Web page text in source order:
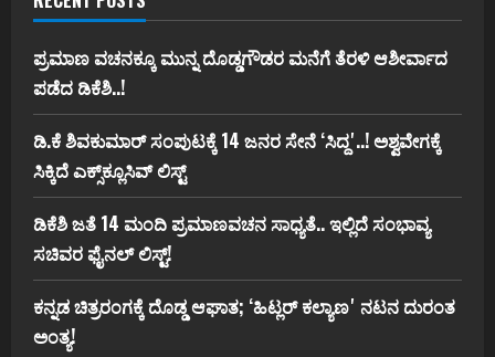
ಪ್ರಮಾಣ ವಚನಕ್ಕೂ ಮುನ್ನ ದೊಡ್ಡಗೌಡರ ಮನೆಗೆ ತೆರಳಿ ಆಶೀರ್ವಾದ
ಪಡೆದ ಡಿಕೆಶಿ..!
ಡಿ.ಕೆ ಶಿವಕುಮಾರ್‌ ಸಂಪುಟಕ್ಕೆ 14 ಜನರ ಸೇನೆ ʻಸಿದ್ದʼ..! ಅಶ್ವವೇಗಕ್ಕೆ
ಸಿಕ್ಕಿದೆ ಎಕ್ಸ್‌ಕ್ಲೂಸಿವ್‌ ಲಿಸ್ಟ್‌
ಡಿಕೆಶಿ ಜತೆ 14 ಮಂದಿ ಪ್ರಮಾಣವಚನ ಸಾಧ್ಯತೆ.. ಇಲ್ಲಿದೆ ಸಂಭಾವ್ಯ
ಸಚಿವರ ಫೈನಲ್ ಲಿಸ್ಟ್‌!
ಕನ್ನಡ ಚಿತ್ರರಂಗಕ್ಕೆ ದೊಡ್ಡ ಆಘಾತ; ʻಹಿಟ್ಲರ್ ಕಲ್ಯಾಣʼ ನಟನ ದುರಂತ
ಅಂತ್ಯ!